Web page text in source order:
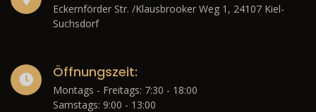
Eckernförder Str. /Klausbrooker Weg 1, 24107 Kiel-
Suchsdorf
Öffnungszeit:
Montags - Freitags: 7:30 - 18:00
Samstags: 9:00 - 13:00